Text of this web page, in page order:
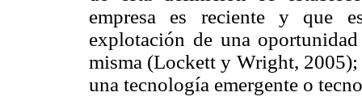
empresa es reciente y que
explotación de una
misma (Lockett y Wright, 2005);
una tecnología emergente o